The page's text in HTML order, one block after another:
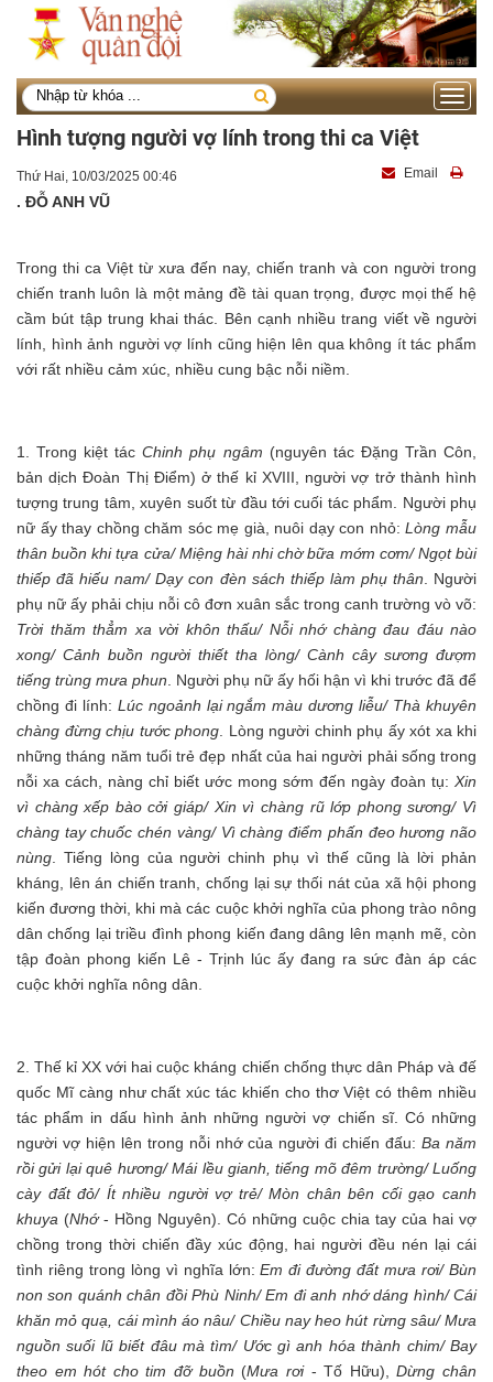
Toggle
Hình tượng người vợ lính trong thi ca Việt
Thứ Hai, 10/03/2025 00:46 Email
. ĐỖ ANH VŨ
Trong thi ca Việt từ xưa đến nay, chiến tranh và con người trong
chiến tranh luôn là một mảng đề tài quan trọng, được mọi thế hệ
cầm bút tập trung khai thác. Bên cạnh nhiều trang viết về người
lính, hình ảnh người vợ lính cũng hiện lên qua không ít tác phẩm
với rất nhiều cảm xúc, nhiều cung bậc nỗi niềm.
1. Trong kiệt tácChinh phụ ngâm (nguyên tác Đặng Trần Côn,
bản dịch Đoàn Thị Điểm) ở thế kỉ XVIII, người vợ trở thành hình
tượng trung tâm, xuyên suốt từ đầu tới cuối tác phẩm. Người phụ
nữ ấy thay chồng chăm sóc mẹ già, nuôi dạy con nhỏ:Lòng mẫu
thân buồn khi tựa cửa/ Miệng hài nhi chờ bữa mớm cơm/ Ngọt bùi
thiếp đã hiếu nam/ Dạy con đèn sách thiếp làm phụ thân. Người
phụ nữ ấy phải chịu nỗi cô đơn xuân sắc trong canh trường vò võ:
Trời thăm thẳm xa vời khôn thấu/ Nỗi nhớ chàng đau đáu nào
xong/ Cảnh buồn người thiết tha lòng/ Cành cây sương đượm
tiếng trùng mưa phun. Người phụ nữ ấy hối hận vì khi trước đã để
chồng đi lính: Lúc ngoảnh lại ngắm màu dương liễu/ Thà khuyên
chàng đừng chịu tước phong. Lòng người chinh phụ ấy xót xa khi
những tháng năm tuổi trẻ đẹp nhất của hai người phải sống trong
nỗi xa cách, nàng chỉ biết ước mong sớm đến ngày đoàn tụ: Xin
vì chàng xếp bào cởi giáp/ Xin vì chàng rũ lớp phong sương/ Vì
chàng tay chuốc chén vàng/ Vì chàng điểm phấn đeo hương não
nùng. Tiếng lòng của người chinh phụ vì thế cũng là lời phản
kháng, lên án chiến tranh, chống lại sự thối nát của xã hội phong
kiến đương thời, khi mà các cuộc khởi nghĩa của phong trào nông
dân chống lại triều đình phong kiến đang dâng lên mạnh mẽ, còn
tập đoàn phong kiến Lê - Trịnh lúc ấy đang ra sức đàn áp các
cuộc khởi nghĩa nông dân.
2. Thế kỉ XX với hai cuộc kháng chiến chống thực dân Pháp và đế
quốc Mĩ càng như chất xúc tác khiến cho thơ Việt có thêm nhiều
tác phẩm in dấu hình ảnh những người vợ chiến sĩ. Có những
người vợ hiện lên trong nỗi nhớ của người đi chiến đấu:Ba năm
rồi gửi lại quê hương/ Mái lều gianh, tiếng mõ đêm trường/ Luống
cày đất đỏ/ Ít nhiều người vợ trẻ/ Mòn chân bên cối gạo canh
khuya (Nhớ- Hồng Nguyên). Có những cuộc chia tay của hai vợ
chồng trong thời chiến đầy xúc động, hai người đều nén lại cái
tình riêng trong lòng vì nghĩa lớn:Em đi đường đất mưa rơi/ Bùn
non son quánh chân đồi Phù Ninh/ Em đi anh nhớ dáng hình/ Cái
khăn mỏ quạ, cái mình áo nâu/ Chiều nay heo hút rừng sâu/ Mưa
nguồn suối lũ biết đâu mà tìm/ Ước gì anh hóa thành chim/ Bay
theo em hót cho tim đỡ buồn (Mưa rơi- Tố Hữu),Dừng chân